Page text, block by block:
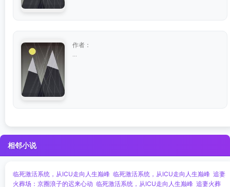
作者：
相邻小说
临死激活系统，从ICU走向人生巅峰 临死激活系统，从ICU走向人生巅峰 追妻
火葬场：京圈浪子的迟来心动 临死激活系统，从ICU走向人生巅峰 追妻火葬